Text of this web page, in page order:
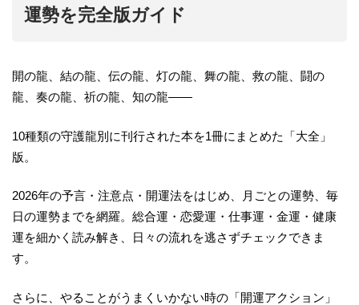
運勢を完全版ガイド
開の龍、結の龍、伝の龍、灯の龍、舞の龍、救の龍、闘の
龍、奏の龍、祈の龍、知の龍——
10種類の守護龍別に刊行された本を1冊にまとめた「大全」
版。
2026年の予言・注意点・開運法をはじめ、月ごとの運勢、毎
日の運勢までを網羅。総合運・恋愛運・仕事運・金運・健康
運を細かく読み解き、日々の流れを逃さずチェックできま
す。
さらに、やることがうまくいかない時の「開運アクション」